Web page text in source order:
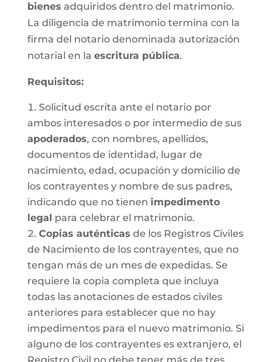
bienes adquiridos dentro del matrimonio.
La diligencia de matrimonio termina con la
firma del notario denominada autorización
notarial en la escritura pública.
Requisitos:
Solicitud escrita ante el notario por
ambos interesados o por intermedio de sus
apoderados, con nombres, apellidos,
documentos de identidad, lugar de
nacimiento, edad, ocupación y domicilio de
los contrayentes y nombre de sus padres,
indicando que no tienen impedimento
legal para celebrar el matrimonio.
Copias auténticas de los Registros Civiles
de Nacimiento de los contrayentes, que no
tengan más de un mes de expedidas. Se
requiere la copia completa que incluya
todas las anotaciones de estados civiles
anteriores para establecer que no hay
impedimentos para el nuevo matrimonio. Si
alguno de los contrayentes es extranjero, el